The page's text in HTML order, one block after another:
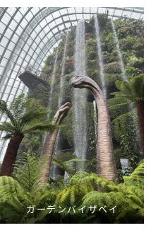
ガーデンバイザベイ